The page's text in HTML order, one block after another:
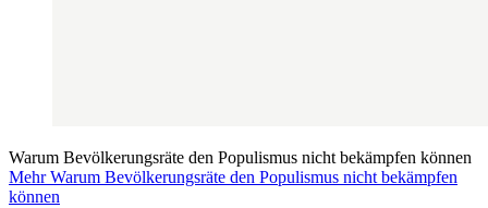
Warum Bevölkerungsräte den Populismus nicht bekämpfen können
Mehr Warum Bevölkerungsräte den Populismus nicht bekämpfen
können